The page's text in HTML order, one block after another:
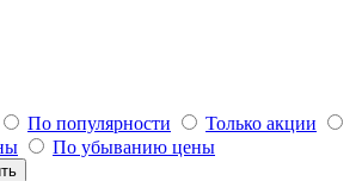
По популярности
Только акции
По убыванию цены